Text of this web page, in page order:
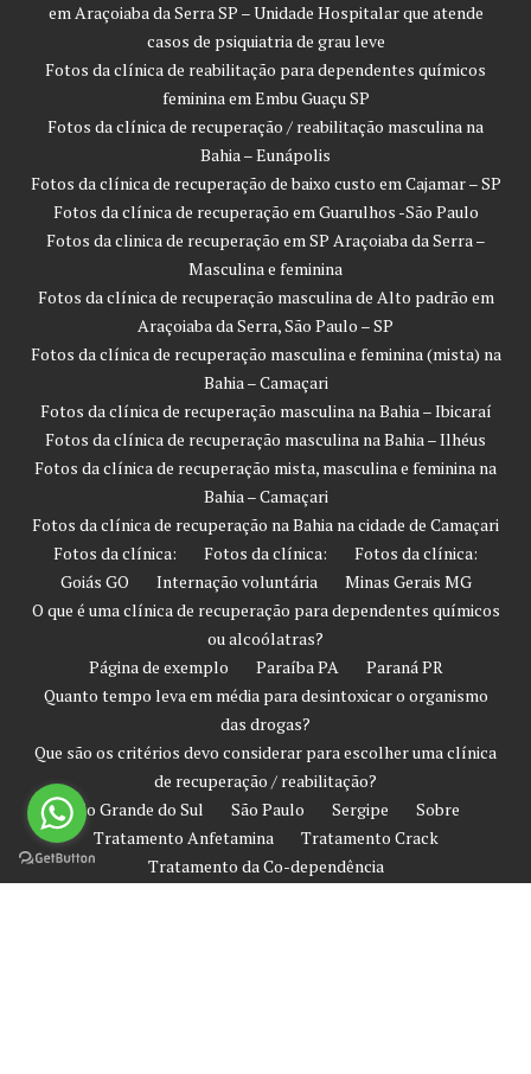
em Araçoiaba da Serra SP – Unidade Hospitalar que atende
casos de psiquiatria de grau leve
Fotos da clínica de reabilitação para dependentes químicos
feminina em Embu Guaçu SP
Fotos da clínica de recuperação / reabilitação masculina na
Bahia – Eunápolis
Fotos da clínica de recuperação de baixo custo em Cajamar – SP
Fotos da clínica de recuperação em Guarulhos -São Paulo
Fotos da clinica de recuperação em SP Araçoiaba da Serra –
Masculina e feminina
Fotos da clínica de recuperação masculina de Alto padrão em
Araçoiaba da Serra, São Paulo – SP
Fotos da clínica de recuperação masculina e feminina (mista) na
Bahia – Camaçari
Fotos da clínica de recuperação masculina na Bahia – Ibicaraí
Fotos da clínica de recuperação masculina na Bahia – Ilhéus
Fotos da clínica de recuperação mista, masculina e feminina na
Bahia – Camaçari
Fotos da clínica de recuperação na Bahia na cidade de Camaçari
Fotos da clínica:
Fotos da clínica:
Fotos da clínica:
Goiás GO
Internação voluntária
Minas Gerais MG
O que é uma clínica de recuperação para dependentes químicos
ou alcoólatras?
Página de exemplo
Paraíba PA
Paraná PR
Quanto tempo leva em média para desintoxicar o organismo
das drogas?
Que são os critérios devo considerar para escolher uma clínica
de recuperação / reabilitação?
Rio Grande do Sul
São Paulo Sergipe
Sobre
Tratamento Anfetamina
Tratamento Crack
Tratamento da Co-dependência